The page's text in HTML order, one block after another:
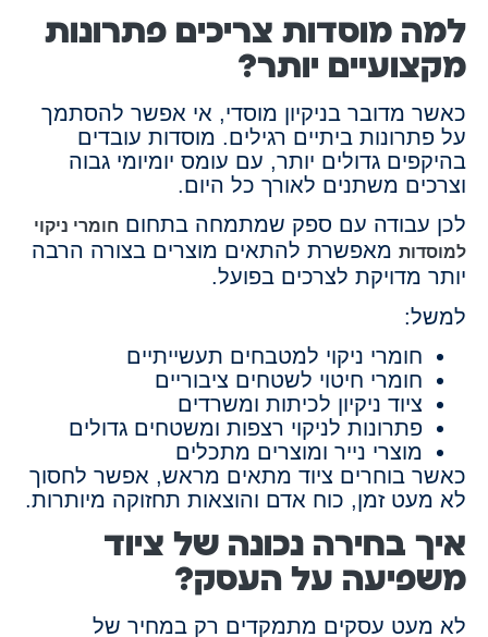
למה מוסדות צריכים פתרונות
מקצועיים יותר?
כאשר מדובר בניקיון מוסדי, אי אפשר להסתמך
על פתרונות ביתיים רגילים. מוסדות עובדים
בהיקפים גדולים יותר, עם עומס יומיומי גבוה
וצרכים משתנים לאורך כל היום.
לכן עבודה עם ספק שמתמחה בתחום חומרי ניקוי
למוסדות מאפשרת להתאים מוצרים בצורה הרבה
יותר מדויקת לצרכים בפועל.
למשל:
חומרי ניקוי למטבחים תעשייתיים
חומרי חיטוי לשטחים ציבוריים
ציוד ניקיון לכיתות ומשרדים
פתרונות לניקוי רצפות ומשטחים גדולים
מוצרי נייר ומוצרים מתכלים
כאשר בוחרים ציוד מתאים מראש, אפשר לחסוך
לא מעט זמן, כוח אדם והוצאות תחזוקה מיותרות.
איך בחירה נכונה של ציוד
משפיעה על העסק?
לא מעט עסקים מתמקדים רק במחיר של